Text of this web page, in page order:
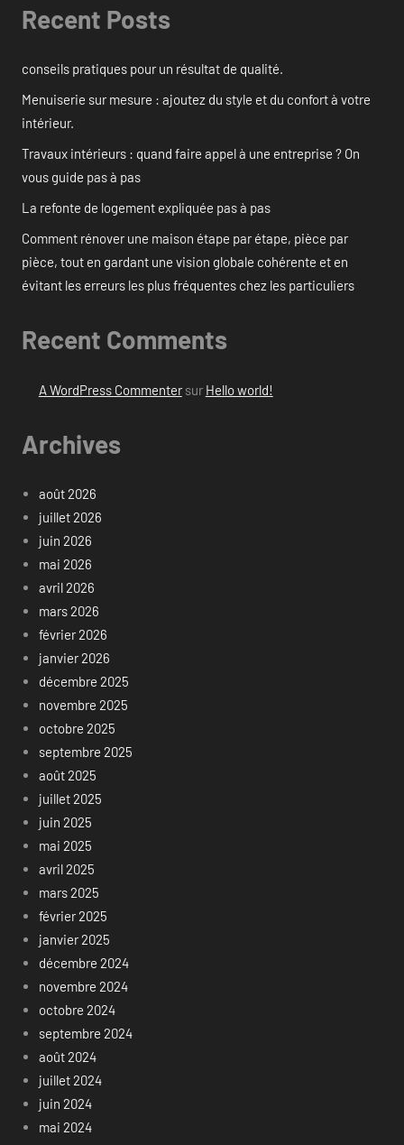
Recent Posts
conseils pratiques pour un résultat de qualité.
Menuiserie sur mesure : ajoutez du style et du confort à votre
intérieur.
Travaux intérieurs : quand faire appel à une entreprise ? On
vous guide pas à pas
La refonte de logement expliquée pas à pas
Comment rénover une maison étape par étape, pièce par
pièce, tout en gardant une vision globale cohérente et en
évitant les erreurs les plus fréquentes chez les particuliers
Recent Comments
A WordPress Commentersur Hello world!
Archives
août 2026
juillet 2026
juin 2026
mai 2026
avril 2026
mars 2026
février 2026
janvier 2026
décembre 2025
novembre 2025
octobre 2025
septembre 2025
août 2025
juillet 2025
juin 2025
mai 2025
avril 2025
mars 2025
février 2025
janvier 2025
décembre 2024
novembre 2024
octobre 2024
septembre 2024
août 2024
juillet 2024
juin 2024
mai 2024